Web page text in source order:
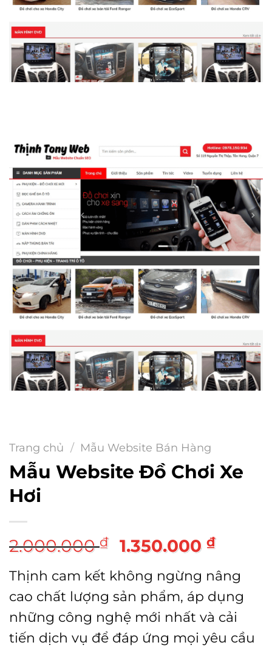
Trang chủ / Mẫu Website Bán Hàng
Mẫu Website Đồ Chơi Xe
Hơi
2.000.000₫
Giá
gốc
là:
2.000.000 ₫.
1.350.000 ₫Giá
tại
là:
Thịnh cam kết không ngừng nâng
cao chất lượng sản phẩm, áp dụng
những công nghệ mới nhất và cải
tiến dịch vụ để đáp ứng mọi yêu cầu